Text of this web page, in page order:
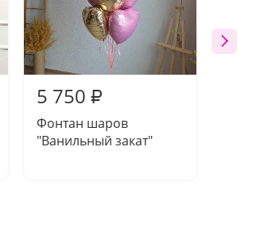
5 750 ₽
Фонтан шаров
"Ванильный закат"